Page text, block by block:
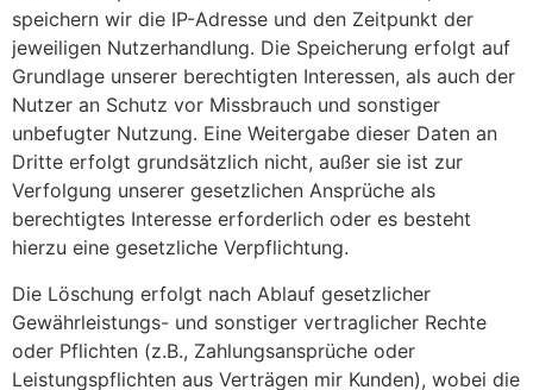
speichern wir die IP-Adresse und den Zeitpunkt der
jeweiligen Nutzerhandlung. Die Speicherung erfolgt auf
Grundlage unserer berechtigten Interessen, als auch der
Nutzer an Schutz vor Missbrauch und sonstiger
unbefugter Nutzung. Eine Weitergabe dieser Daten an
Dritte erfolgt grundsätzlich nicht, außer sie ist zur
Verfolgung unserer gesetzlichen Ansprüche als
berechtigtes Interesse erforderlich oder es besteht
hierzu eine gesetzliche Verpflichtung.
Die Löschung erfolgt nach Ablauf gesetzlicher
Gewährleistungs- und sonstiger vertraglicher Rechte
oder Pflichten (z.B., Zahlungsansprüche oder
Leistungspflichten aus Verträgen mir Kunden), wobei die